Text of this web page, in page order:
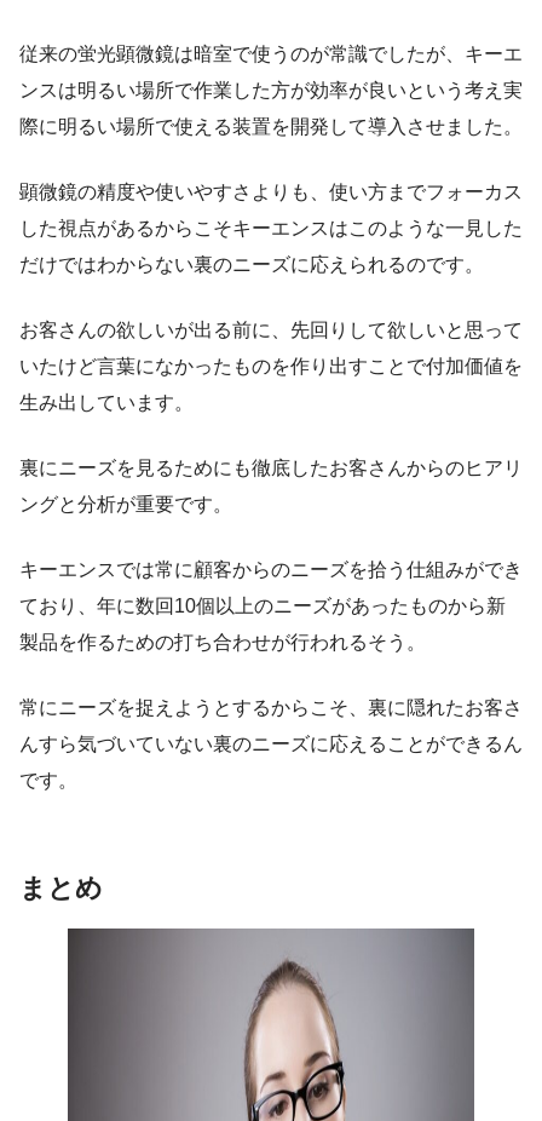
従来の蛍光顕微鏡は暗室で使うのが常識でしたが、キーエ
ンスは明るい場所で作業した方が効率が良いという考え実
際に明るい場所で使える装置を開発して導入させました。
顕微鏡の精度や使いやすさよりも、使い方までフォーカス
した視点があるからこそキーエンスはこのような一見した
だけではわからない裏のニーズに応えられるのです。
お客さんの欲しいが出る前に、先回りして欲しいと思って
いたけど言葉になかったものを作り出すことで付加価値を
生み出しています。
裏にニーズを見るためにも徹底したお客さんからのヒアリ
ングと分析が重要です。
キーエンスでは常に顧客からのニーズを拾う仕組みができ
ており、年に数回10個以上のニーズがあったものから新
製品を作るための打ち合わせが行われるそう。
常にニーズを捉えようとするからこそ、裏に隠れたお客さ
んすら気づいていない裏のニーズに応えることができるん
です。
まとめ